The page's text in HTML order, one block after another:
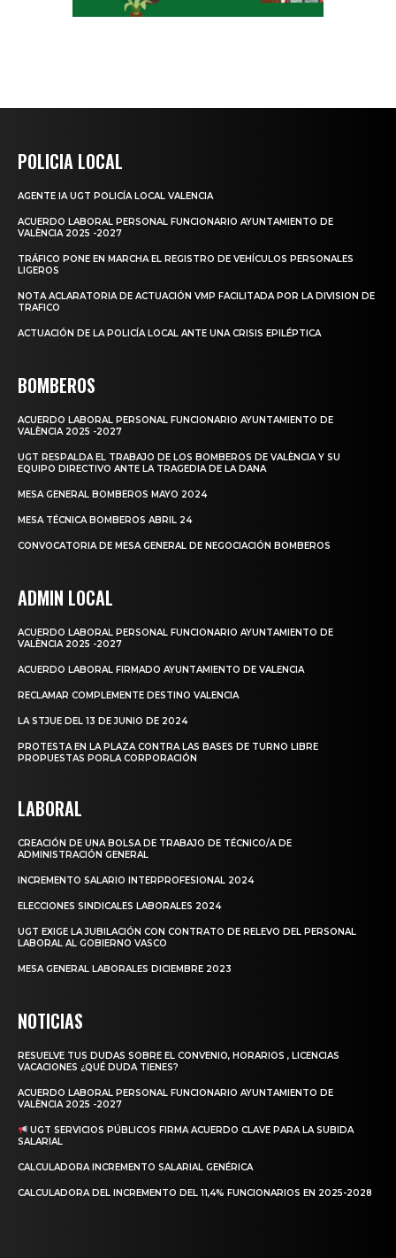
POLICIA LOCAL
AGENTE IA UGT POLICÍA LOCAL VALENCIA
ACUERDO LABORAL PERSONAL FUNCIONARIO AYUNTAMIENTO DE
VALÈNCIA 2025 -2027
TRÁFICO PONE EN MARCHA EL REGISTRO DE VEHÍCULOS PERSONALES
LIGEROS
NOTA ACLARATORIA DE ACTUACIÓN VMP FACILITADA POR LA DIVISION DE
TRAFICO
ACTUACIÓN DE LA POLICÍA LOCAL ANTE UNA CRISIS EPILÉPTICA
BOMBEROS
ACUERDO LABORAL PERSONAL FUNCIONARIO AYUNTAMIENTO DE
VALÈNCIA 2025 -2027
UGT RESPALDA EL TRABAJO DE LOS BOMBEROS DE VALÈNCIA Y SU
EQUIPO DIRECTIVO ANTE LA TRAGEDIA DE LA DANA
MESA GENERAL BOMBEROS MAYO 2024
MESA TÉCNICA BOMBEROS ABRIL 24
CONVOCATORIA DE MESA GENERAL DE NEGOCIACIÓN BOMBEROS
ADMIN LOCAL
ACUERDO LABORAL PERSONAL FUNCIONARIO AYUNTAMIENTO DE
VALÈNCIA 2025 -2027
ACUERDO LABORAL FIRMADO AYUNTAMIENTO DE VALENCIA
RECLAMAR COMPLEMENTE DESTINO VALENCIA
LA STJUE DEL 13 DE JUNIO DE 2024
PROTESTA EN LA PLAZA CONTRA LAS BASES DE TURNO LIBRE
PROPUESTAS PORLA CORPORACIÓN
LABORAL
CREACIÓN DE UNA BOLSA DE TRABAJO DE TÉCNICO/A DE
ADMINISTRACIÓN GENERAL
INCREMENTO SALARIO INTERPROFESIONAL 2024
ELECCIONES SINDICALES LABORALES 2024
UGT EXIGE LA JUBILACIÓN CON CONTRATO DE RELEVO DEL PERSONAL
LABORAL AL GOBIERNO VASCO
MESA GENERAL LABORALES DICIEMBRE 2023
NOTICIAS
RESUELVE TUS DUDAS SOBRE EL CONVENIO, HORARIOS , LICENCIAS
VACACIONES ¿QUÉ DUDA TIENES?
ACUERDO LABORAL PERSONAL FUNCIONARIO AYUNTAMIENTO DE
VALÈNCIA 2025 -2027
UGT SERVICIOS PÚBLICOS FIRMA ACUERDO CLAVE PARA LA SUBIDA
SALARIAL
CALCULADORA INCREMENTO SALARIAL GENÉRICA
CALCULADORA DEL INCREMENTO DEL 11,4% FUNCIONARIOS EN 2025-2028